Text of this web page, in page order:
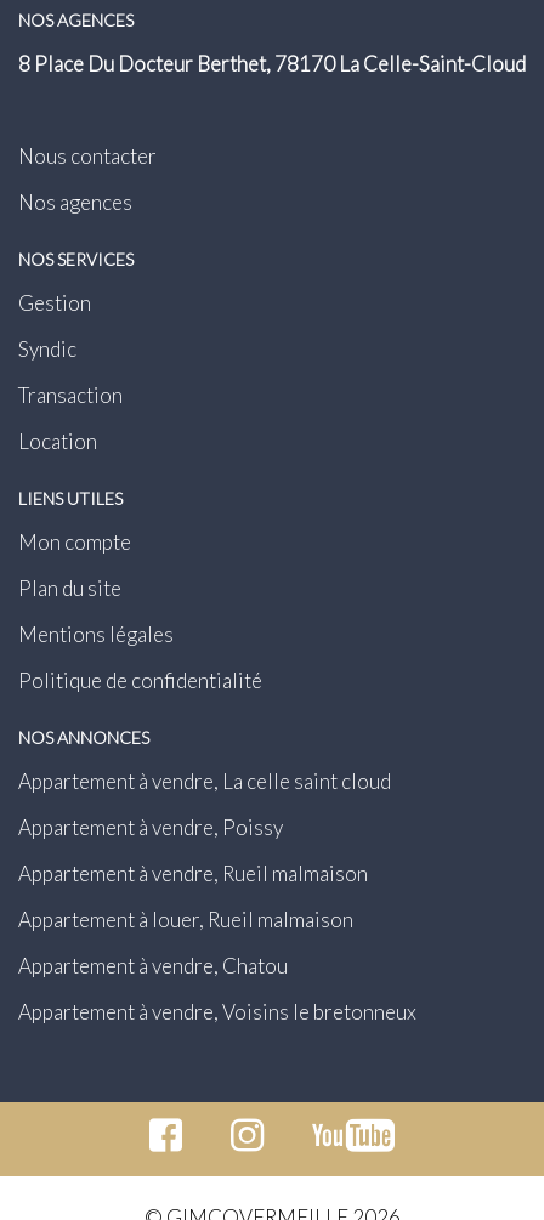
NOS AGENCES
8 Place Du Docteur Berthet, 78170 La Celle-Saint-Cloud
Nous contacter
Nos agences
NOS SERVICES
Gestion
Syndic
Transaction
Location
LIENS UTILES
Mon compte
Plan du site
Mentions légales
Politique de confidentialité
NOS ANNONCES
Appartement à vendre, La celle saint cloud
Appartement à vendre, Poissy
Appartement à vendre, Rueil malmaison
Appartement à louer, Rueil malmaison
Appartement à vendre, Chatou
Appartement à vendre, Voisins le bretonneux